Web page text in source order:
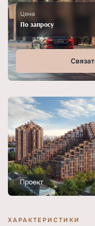
Цена
По запросу
Проект
ХАРАКТЕРИСТИКИ